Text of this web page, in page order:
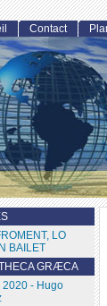
Contact
LO
BAILET
GRÆCA
2020 - Hugo